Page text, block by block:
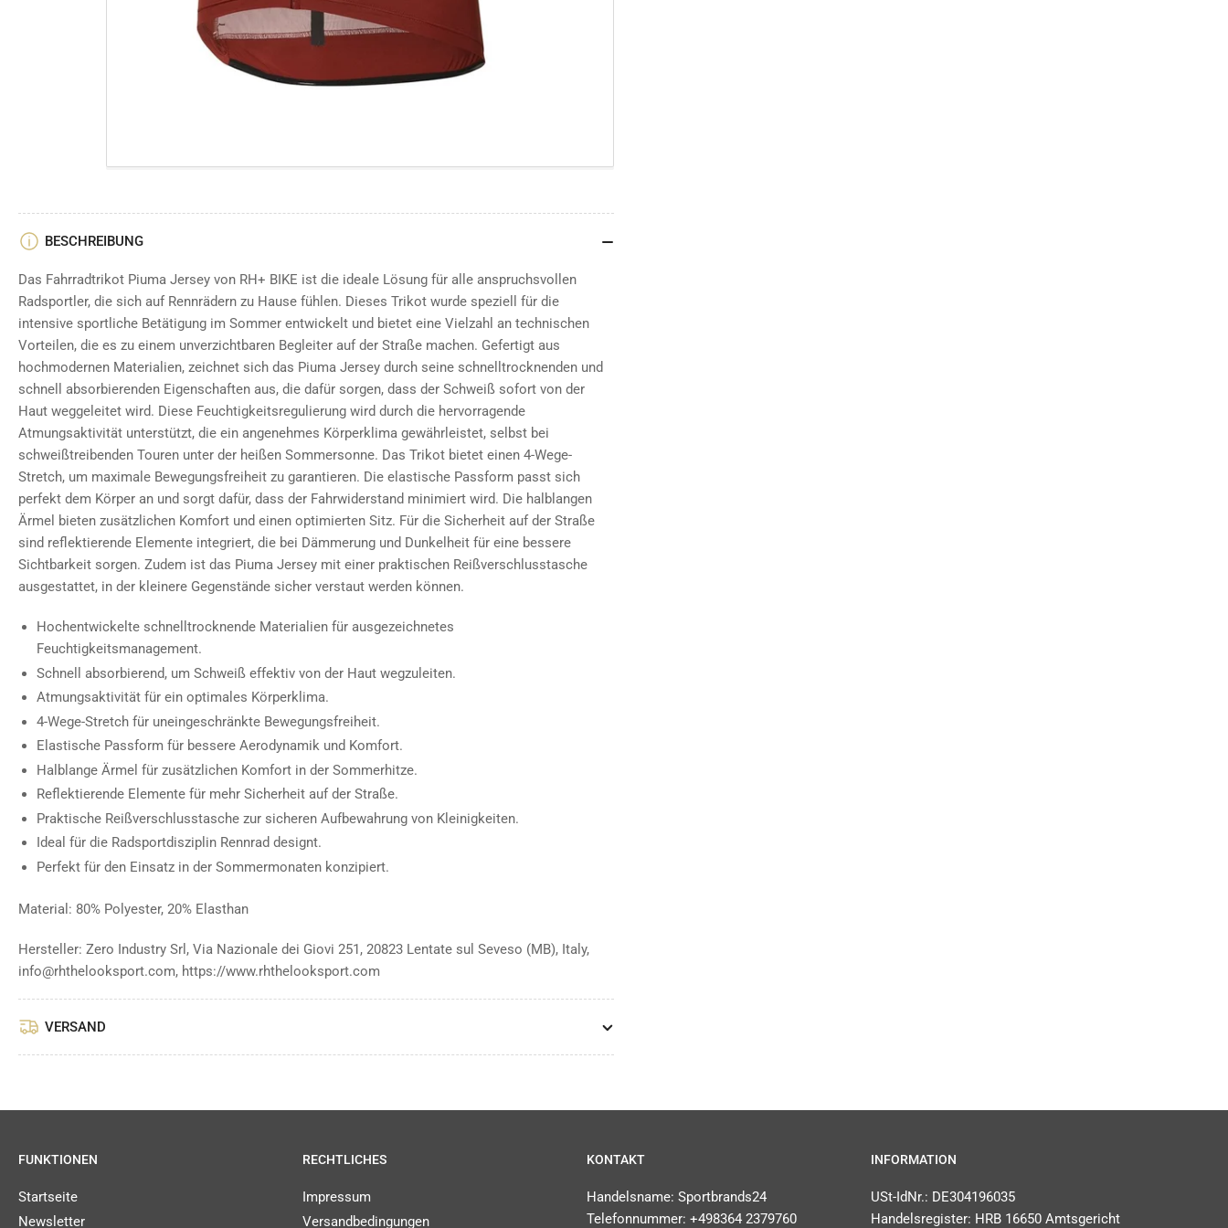
BESCHREIBUNG
Das Fahrradtrikot Piuma Jersey von RH+ BIKE ist die ideale Lösung für alle anspruchsvollen
Radsportler, die sich auf Rennrädern zu Hause fühlen. Dieses Trikot wurde speziell für die
intensive sportliche Betätigung im Sommer entwickelt und bietet eine Vielzahl an technischen
Vorteilen, die es zu einem unverzichtbaren Begleiter auf der Straße machen. Gefertigt aus
hochmodernen Materialien, zeichnet sich das Piuma Jersey durch seine schnelltrocknenden und
schnell absorbierenden Eigenschaften aus, die dafür sorgen, dass der Schweiß sofort von der
Haut weggeleitet wird. Diese Feuchtigkeitsregulierung wird durch die hervorragende
Atmungsaktivität unterstützt, die ein angenehmes Körperklima gewährleistet, selbst bei
schweißtreibenden Touren unter der heißen Sommersonne. Das Trikot bietet einen 4-Wege-
Stretch, um maximale Bewegungsfreiheit zu garantieren. Die elastische Passform passt sich
perfekt dem Körper an und sorgt dafür, dass der Fahrwiderstand minimiert wird. Die halblangen
Ärmel bieten zusätzlichen Komfort und einen optimierten Sitz. Für die Sicherheit auf der Straße
sind reflektierende Elemente integriert, die bei Dämmerung und Dunkelheit für eine bessere
Sichtbarkeit sorgen. Zudem ist das Piuma Jersey mit einer praktischen Reißverschlusstasche
ausgestattet, in der kleinere Gegenstände sicher verstaut werden können.
Hochentwickelte schnelltrocknende Materialien für ausgezeichnetes
Feuchtigkeitsmanagement.
Schnell absorbierend, um Schweiß effektiv von der Haut wegzuleiten.
Atmungsaktivität für ein optimales Körperklima.
4-Wege-Stretch für uneingeschränkte Bewegungsfreiheit.
Elastische Passform für bessere Aerodynamik und Komfort.
Halblange Ärmel für zusätzlichen Komfort in der Sommerhitze.
Reflektierende Elemente für mehr Sicherheit auf der Straße.
Praktische Reißverschlusstasche zur sicheren Aufbewahrung von Kleinigkeiten.
Ideal für die Radsportdisziplin Rennrad designt.
Perfekt für den Einsatz in der Sommermonaten konzipiert.
Material: 80% Polyester, 20% Elasthan
Hersteller: Zero Industry Srl, Via Nazionale dei Giovi 251, 20823 Lentate sul Seveso (MB), Italy,
info@rhthelooksport.com, https://www.rhthelooksport.com
VERSAND
FUNKTIONEN
Startseite
Newsletter
RECHTLICHES
Impressum
Versandbedingungen
KONTAKT
Handelsname: Sportbrands24
Telefonnummer: +498364 2379760
INFORMATION
USt-IdNr.: DE304196035
Handelsregister: HRB 16650 Amtsgericht